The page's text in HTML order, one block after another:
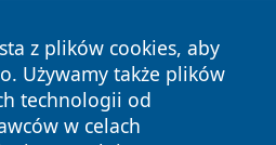
z plików cookies, aby
Używamy także plików
technologii od
w celach